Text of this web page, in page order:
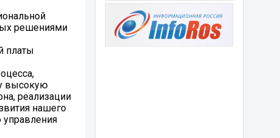
решениями
платы
высокую
реализации
нашего